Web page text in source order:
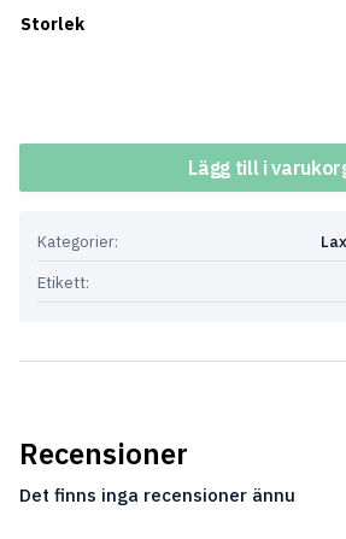
Storlek
Lägg till i
Kategorier:
Etikett:
Recensioner
Det finns inga recensioner ännu